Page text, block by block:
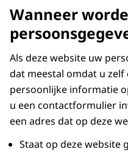
Wanneer
Als deze website uw
dat meestal omdat u
persoonlijke informatie
u een contactformulier
een adres dat op deze
Staat op deze website